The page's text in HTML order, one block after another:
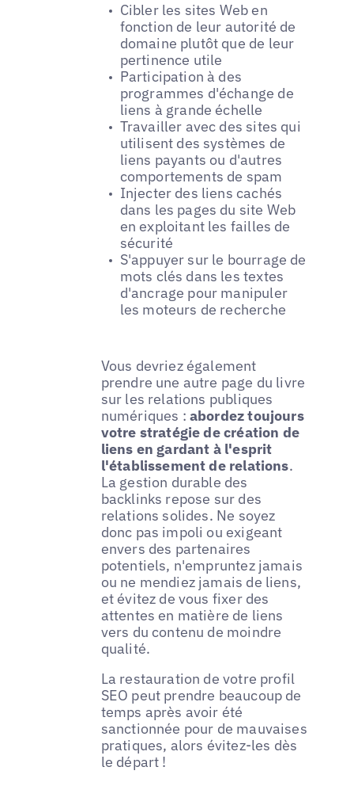
Cibler les sites Web en
fonction de leur autorité de
domaine plutôt que de leur
pertinence utile
Participation à des
programmes d'échange de
liens à grande échelle
Travailler avec des sites qui
utilisent des systèmes de
liens payants ou d'autres
comportements de spam
Injecter des liens cachés
dans les pages du site Web
en exploitant les failles de
sécurité
S'appuyer sur le bourrage de
mots clés dans les textes
d'ancrage pour manipuler
les moteurs de recherche
Vous devriez également
prendre une autre page du livre
sur les relations publiques
numériques : abordez toujours
votre stratégie de création de
liens en gardant à l'esprit
l'établissement de relations.
La gestion durable des
backlinks repose sur des
relations solides. Ne soyez
donc pas impoli ou exigeant
envers des partenaires
potentiels, n'empruntez jamais
ou ne mendiez jamais de liens,
et évitez de vous fixer des
attentes en matière de liens
vers du contenu de moindre
qualité.
La restauration de votre profil
SEO peut prendre beaucoup de
temps après avoir été
sanctionnée pour de mauvaises
pratiques, alors évitez-les dès
le départ !